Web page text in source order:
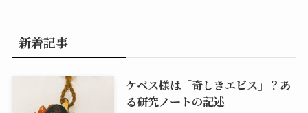
新着記事
ケベス様は「奇しきエビス」？あ
る研究ノートの記述